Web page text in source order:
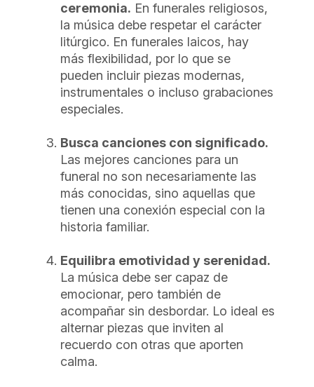
ceremonia. En funerales religiosos,
la música debe respetar el carácter
litúrgico. En funerales laicos, hay
más flexibilidad, por lo que se
pueden incluir piezas modernas,
instrumentales o incluso grabaciones
especiales.
Busca canciones con significado.
Las mejores canciones para un
funeral no son necesariamente las
más conocidas, sino aquellas que
tienen una conexión especial con la
historia familiar.
Equilibra emotividad y serenidad.
La música debe ser capaz de
emocionar, pero también de
acompañar sin desbordar. Lo ideal es
alternar piezas que inviten al
recuerdo con otras que aporten
calma.